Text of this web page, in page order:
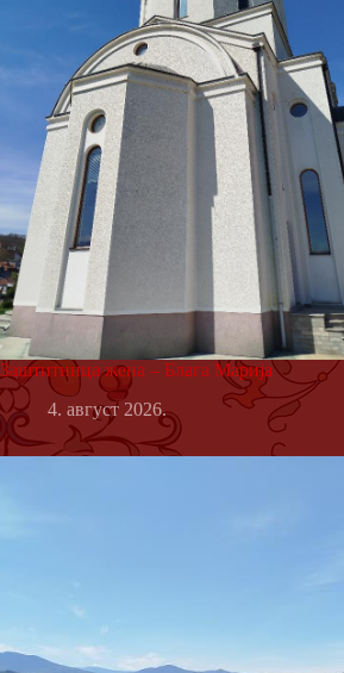
Заштитница жена – Блага Марија
4. август 2026.